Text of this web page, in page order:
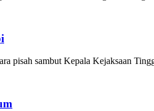
pisah sambut Kepala Kejaksaan